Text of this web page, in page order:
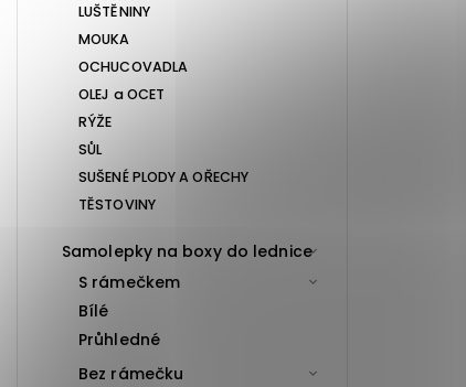
LUŠTĚNINY
MOUKA
OCHUCOVADLA
OLEJ a OCET
RÝŽE
SŮL
SUŠENÉ PLODY A OŘECHY
TĚSTOVINY
Samolepky na boxy do lednice
S rámečkem
Bílé
Průhledné
Bez rámečku